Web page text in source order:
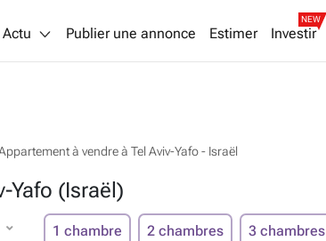
Actu Publier une annonce Estimer Investir
NEW
à vendre à Tel Aviv-Yafo - Israël
Yafo (Israël)
1 chambre 2 chambres 3 chambres